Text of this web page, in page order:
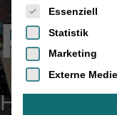
Highend
Es folgt eine Liste
Essenziell
Statistik
Marketing
Externe